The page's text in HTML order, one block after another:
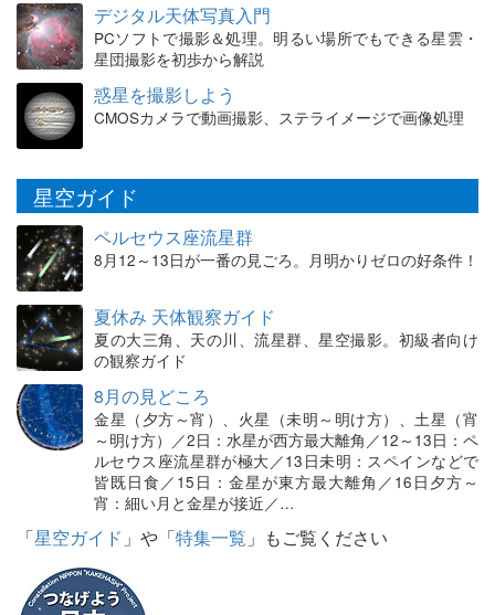
デジタル天体写真入門
PCソフトで撮影＆処理。明るい場所でもできる星雲・
星団撮影を初歩から解説
惑星を撮影しよう
CMOSカメラで動画撮影、ステライメージで画像処理
星空ガイド
ペルセウス座流星群
8月12～13日が一番の見ごろ。月明かりゼロの好条件！
夏休み 天体観察ガイド
夏の大三角、天の川、流星群、星空撮影。初級者向け
の観察ガイド
8月の見どころ
金星（夕方～宵）、火星（未明～明け方）、土星（宵
～明け方）／2日：水星が西方最大離角／12～13日：ペ
ルセウス座流星群が極大／13日未明：スペインなどで
皆既日食／15日：金星が東方最大離角／16日夕方～
宵：細い月と金星が接近／…
「星空ガイド 」や「特集一覧 」もご覧ください